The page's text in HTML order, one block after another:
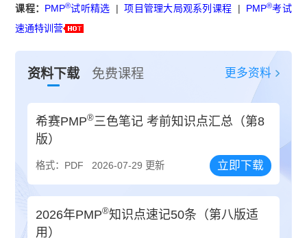
课程： PMP®试听精选 |项目管理大局观系列课程 | PMP®考试
速通特训营
资料下载 免费课程 更多资料
希赛PMP®三色笔记 考前知识点汇总（第8
版）
格式：PDF 2026-07-29 更新 立即下载
2026年PMP®知识点速记50条（第八版适
用）